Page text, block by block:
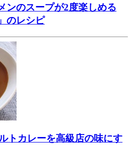
のスープが2度楽しめる
のレシピ
トカレーを高級店の味にす